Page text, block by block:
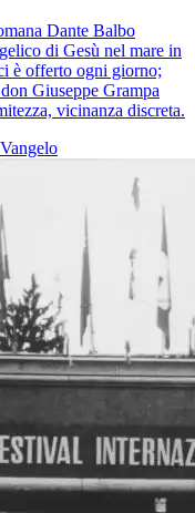
Dante Balbo
di Gesù nel mare in
è offerto ogni giorno;
Giuseppe Grampa
vicinanza discreta.